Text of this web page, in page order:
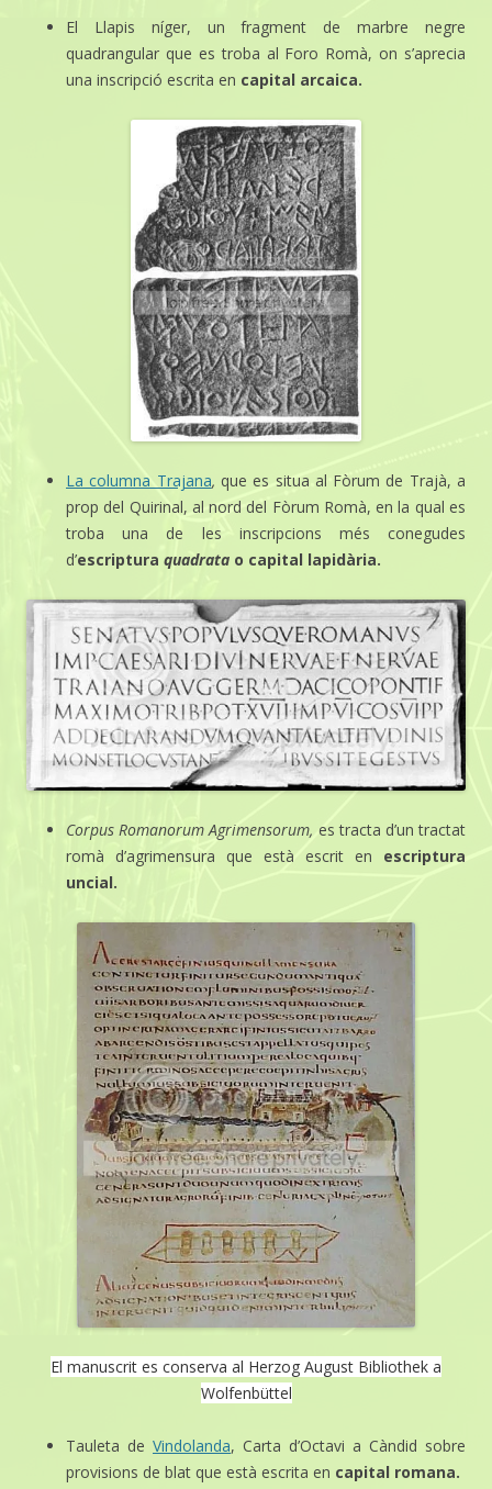
El Llapis níger, un fragment de marbre negre
quadrangular que es troba al Foro Romà, on s’aprecia
una inscripció escrita en capital arcaica.
La columna Trajana, que es situa al Fòrum de Trajà, a
prop del Quirinal, al nord del Fòrum Romà, en la qual es
troba una de les inscripcions més conegudes
d’escriptura quadrata o capital lapidària.
Corpus Romanorum Agrimensorum, es tracta d’un tractat
romà d’agrimensura que està escrit en escriptura
uncial.
El manuscrit es conserva al Herzog August Bibliothek a
Wolfenbüttel
Tauleta de Vindolanda, Carta d’Octavi a Càndid sobre
provisions de blat que està escrita en capital romana.